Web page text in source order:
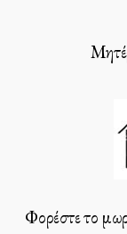
Φορέστε το